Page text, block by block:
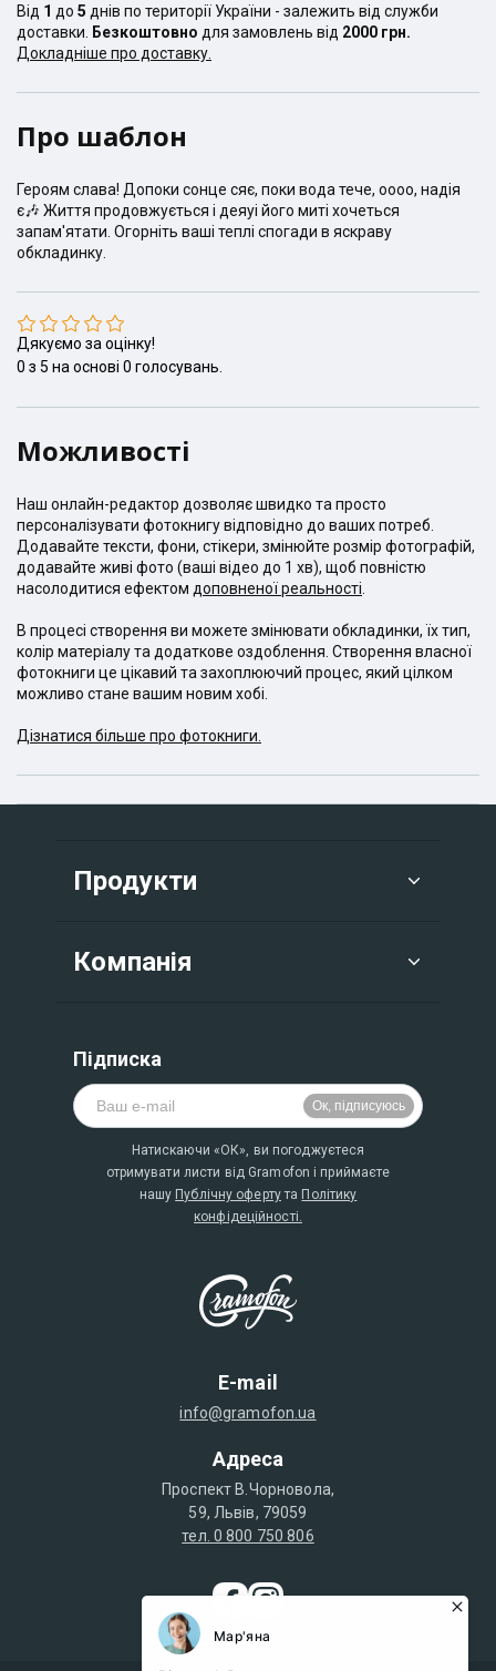
Від 1 до 5 днів по території України - залежить від служби
доставки.
Безкоштовно для замовлень від 2000 грн.
Докладніше про доставку.
Про шаблон
Героям слава! Допоки сонце сяє, поки вода тече, оооо, надія
є🎶 Життя продовжується і деяуі його миті хочеться
запам'ятати. Огорніть ваші теплі спогади в яскраву
обкладинку.
Дякуємо за оцінку!
0 з 5 на основі 0 голосувань.
Можливості
Наш онлайн-редактор дозволяє швидко та просто
персоналізувати фотокнигу відповідно до ваших потреб.
Додавайте тексти, фони, стікери, змінюйте розмір фотографій,
додавайте живі фото (ваші відео до 1 хв), щоб повністю
насолодитися ефектом доповненої реальності
В процесі створення ви можете змінювати обкладинки, їх тип,
колір матеріалу та додаткове оздоблення. Створення власної
фотокниги це цікавий та захоплюючий процес, який цілком
можливо стане вашим новим хобі.
Дізнатися більше про фотокниги.
E-mail
info@gramofon.ua
Адреса
Проспект В.Чорновола,
59, Львів, 79059
тел. 0 800 750 806
Продукти
Компанія
Підписка
Натискаючи «ОК», ви погоджуєтеся
отримувати листи від Gramofon і приймаєте
нашу Публічну офертута Політику
конфідеційності.